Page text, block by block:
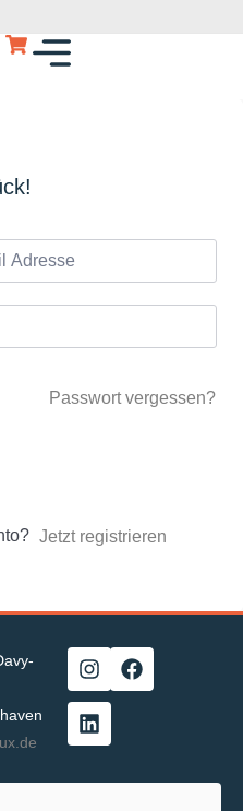
Passwort vergessen?
Jetzt registrieren